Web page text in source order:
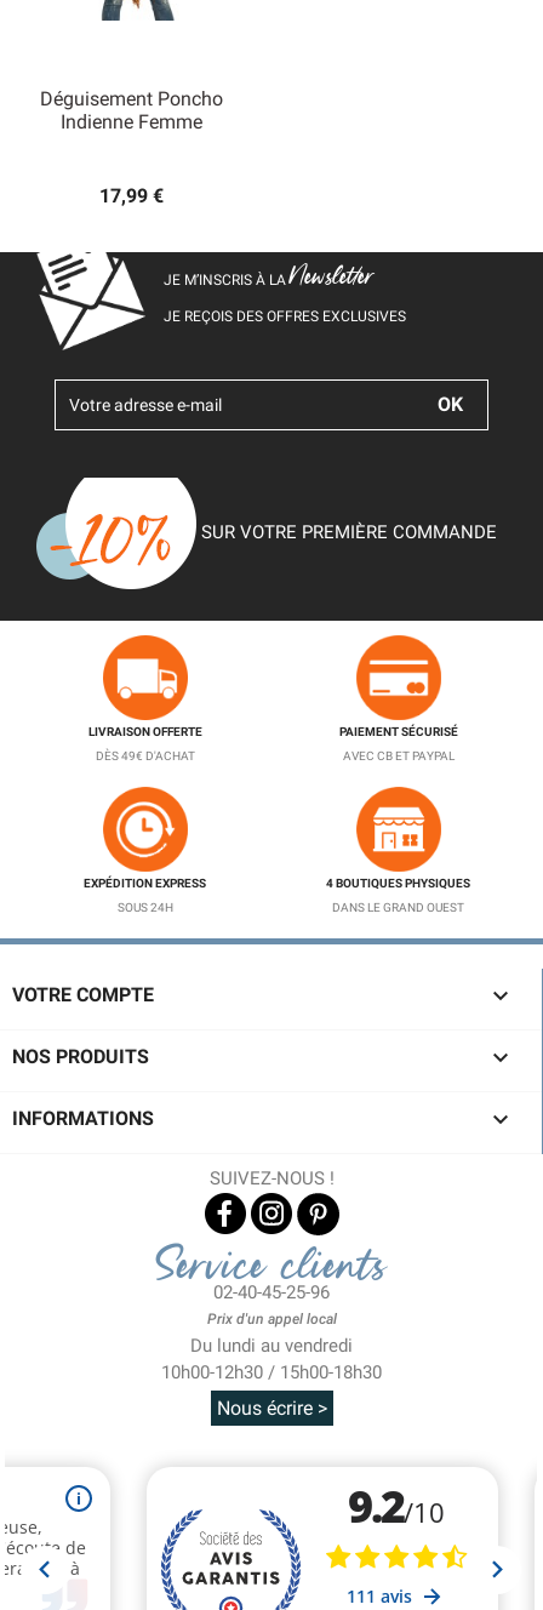
Déguisement Poncho
Indienne Femme
17,99 €
JE M’INSCRIS À LANewsletter
JE REÇOIS DES OFFRES EXCLUSIVES
SUR VOTRE PREMIÈRE COMMANDE
LIVRAISON OFFERTE
DÈS 49€ D'ACHAT
PAIEMENT SÉCURISÉ
AVEC CB ET PAYPAL
EXPÉDITION EXPRESS
SOUS 24H
4 BOUTIQUES PHYSIQUES
DANS LE GRAND OUEST
VOTRE COMPTE 
NOS PRODUITS 
INFORMATIONS 
SUIVEZ-NOUS !
Service clients
02-40-45-25-96
Prix d'un appel local
Du lundi au vendredi
10h00-12h30 / 15h00-18h30
Nous écrire >